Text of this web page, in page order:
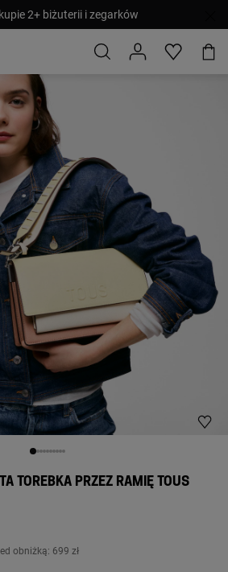
2+ biżuterii i zegarków
TOREBKA PRZEZ RAMIĘ TOUS
obniżką: 699 zł